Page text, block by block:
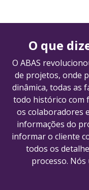
O que
O ABAS
de projetos, onde
dinâmica, todas as
todo histórico com
os colaboradores
informações do
informar o cliente
todos os
processo.